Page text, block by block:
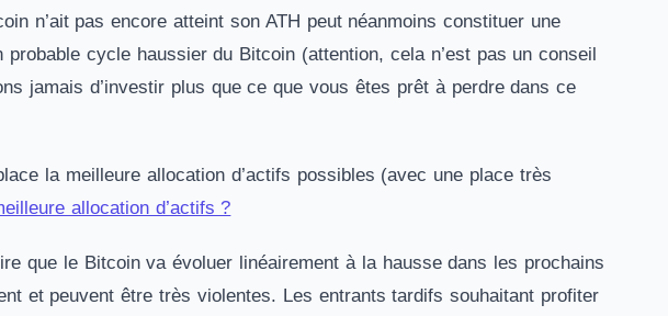
n’ait pas encore atteint son ATH peut néanmoins constituer une
probable cycle haussier du Bitcoin (attention, cela n’est pas un conseil
jamais d’investir plus que ce que vous êtes prêt à perdre dans ce
la meilleure allocation d’actifs possibles (avec une place très
allocation d’actifs ?
que le Bitcoin va évoluer linéairement à la hausse dans les prochains
et peuvent être très violentes. Les entrants tardifs souhaitant profiter